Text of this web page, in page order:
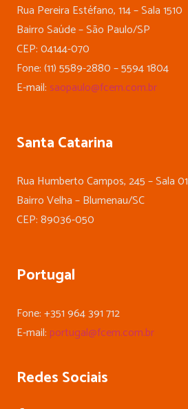
Rua Pereira Estéfano, 114 – Sala 1510
Bairro Saúde – São Paulo/SP
CEP: 04144-070
Fone: (11) 5589-2880 – 5594 1804
E-mail: saopaulo@fcem.com.br
Santa Catarina
Rua Humberto Campos, 245 – Sala 01
Bairro Velha – Blumenau/SC
CEP: 89036-050
Portugal
Fone: +351 964 391 712
E-mail: portugal@fcem.com.br
Redes Sociais